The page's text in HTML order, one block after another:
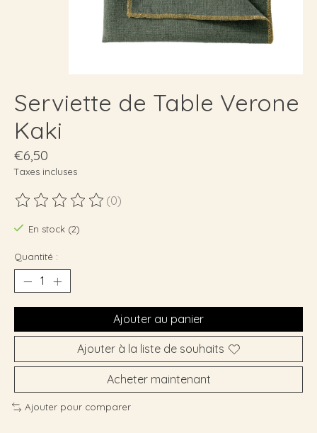
Serviette de Table Verone
Kaki
€6,50
Taxes incluses
Ce produit est évalué à
(0)
En stock (2)
Quantité :
Ajouter au panier
Ajouter à la liste de souhaits
Acheter maintenant
Ajouter pour comparer